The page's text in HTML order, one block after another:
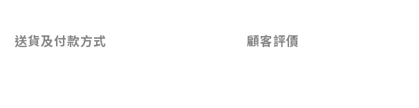
送貨及付款方式 顧客評價